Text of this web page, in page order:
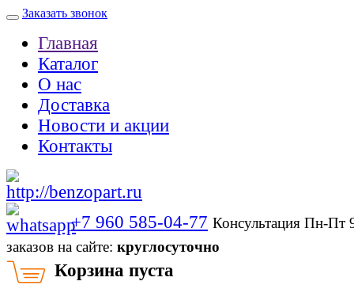
Заказать звонок
Главная
Каталог
О нас
Доставка
Новости и акции
Контакты
+7 960 585-04-77 Консультация Пн-
заказов на сайте: круглосуточно
Корзина пуста